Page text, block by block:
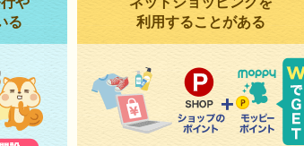
る
利用することがある